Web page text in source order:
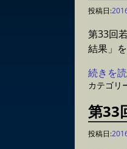
投稿日:
第33回
結果」
続きを
カテゴリ
第33
投稿日: